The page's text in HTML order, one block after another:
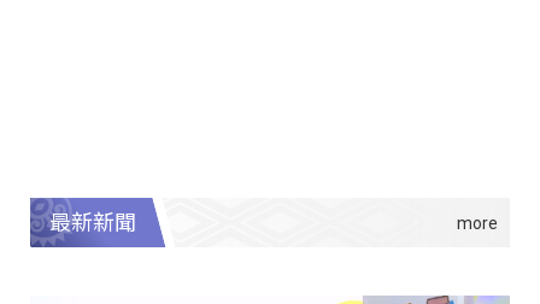
最新新聞